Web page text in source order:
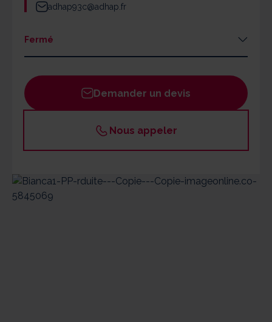
adhap93c@adhap.fr
Fermé
Mardi
08h30 - 13h00 / 14h00 - 17h30
Mercredi
08h30 - 13h00 / 14h00 - 17h30
Jeudi
08h30 - 13h00 / 14h00 - 17h30
08h30 - 13h00 / 14h00 - 17h30
Demander un devis
Nous appeler